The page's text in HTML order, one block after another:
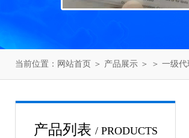
当前位置： 网站首页 ＞ 产品展示 ＞ ＞ 一级代
产品列表 / PRODUCTS